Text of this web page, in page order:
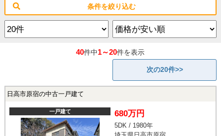
条件を絞り込む
40件中1～20件を表示
次の20件>>
日高市原宿の中古一戸建て
一戸建て 680万円
5DK / 1980年